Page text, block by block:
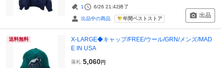
1 6/26 21:42終了
出品中の商品 年間ベストストア 出品
送料無料
X-LARGE◆キャップ/FREE/ウール/GRN/メンズ/MAD
E IN USA
落札 5,060円